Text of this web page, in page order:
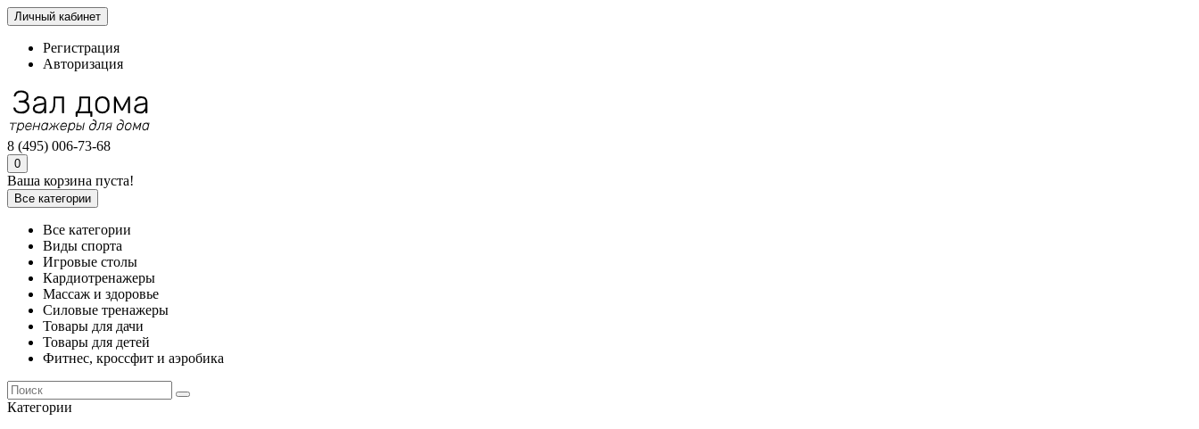
Личный кабинет
Регистрация
Авторизация
8 (495) 006-73-68
0
Ваша корзина пуста!
Все категории
Все категории
Виды спорта
Игровые столы
Кардиотренажеры
Массаж и здоровье
Силовые тренажеры
Товары для дачи
Товары для детей
Фитнес, кроссфит и аэробика
Категории